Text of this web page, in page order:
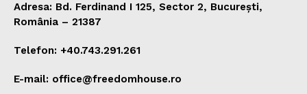
Adresa: Bd. Ferdinand I 125, Sector 2, București,
România – 21387
Telefon: +40.743.291.261
E-mail: office@freedomhouse.ro